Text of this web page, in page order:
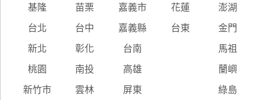
基隆 苗栗 嘉義市 花蓮 澎湖
台北 台中 嘉義縣 台東 金門
新北 彰化 台南 馬祖
桃園 南投 高雄 蘭嶼
新竹市 雲林 屏東 綠島